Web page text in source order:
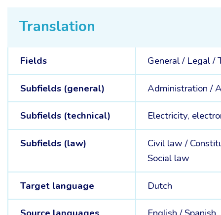
Translation
Fields General / Legal /
Subfields (general) Administration /
Subfields (technical) Electricity,
Subfields (law) Civil law /
Social law
Target language Dutch